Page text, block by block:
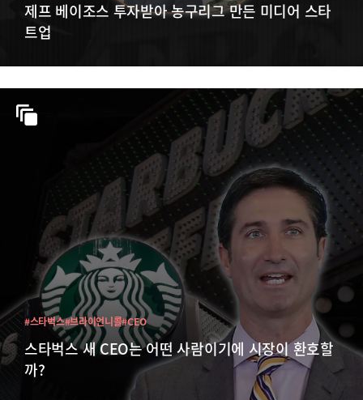
제프 베이조스 투자받아 농구리그 만든 미디어 스타
트업
스타벅스 새 CEO는 어떤 사람이기에 시장이 환호할
까?
#스타벅스#브라이언니콜#CEO